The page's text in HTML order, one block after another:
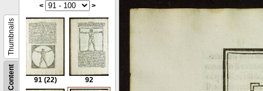
Content
Thumbnails
<
>
91 (22) 92